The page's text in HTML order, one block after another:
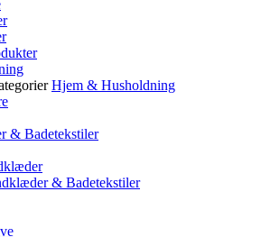
Hjem & Husholdning
& Badetekstiler
& Badetekstiler